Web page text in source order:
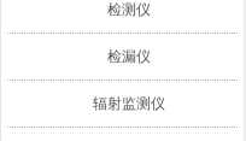
检测仪
检漏仪
辐射监测仪